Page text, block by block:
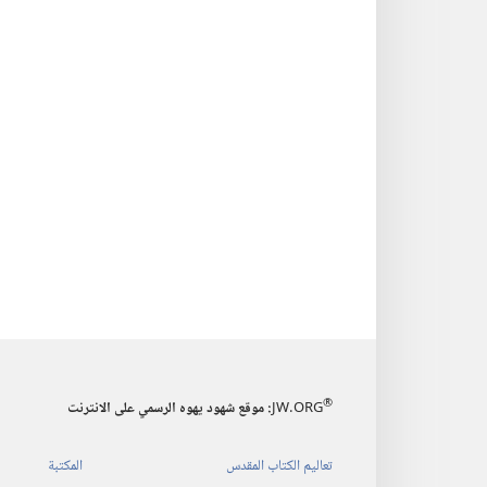
JW.ORG® :‏ موقع شهود يهوه الرسمي على الانترنت
تعاليم الكتاب المقدس
المكتبة